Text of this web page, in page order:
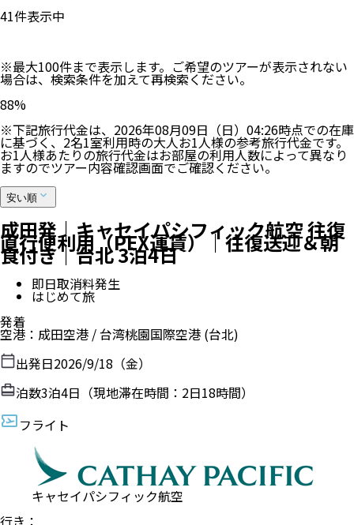
41件表示中
※最大100件まで表示します。ご希望のツアーが表示されない
場合は、検索条件を加えて再検索ください。
88%
※下記旅行代金は、 2026年08月09日（日）04:26時点での在庫
に基づく、2名1室利用時の大人お1人様の参考旅行代金です。
お1人様あたりの旅行代金はお部屋の利用人数によって異なり
ますのでツアー内容確認画面でご確認ください。
安い順
成田発｜キャセイパシフィック航空 往復
直行便利用（PEX運賃）｜往復送迎＆朝
食付き｜台北 3泊4日
即日取消料発生
はじめて旅
発着
空港 ： 成田空港 /台湾桃園国際空港 (台北)
出発日2026/9/18（金）
泊数3泊4日（現地滞在時間： 2日18時間）
フライト
キャセイパシフィック航空
行き ：